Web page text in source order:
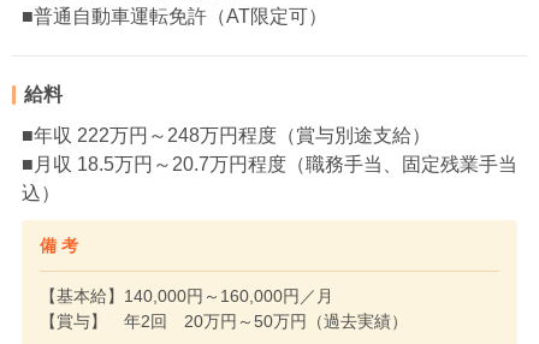
■普通自動車運転免許（AT限定可）
給料
■年収 222万円～248万円程度（賞与別途支給）
■月収 18.5万円～20.7万円程度（職務手当、固定残業手当
込）
備 考
【基本給】140,000円～160,000円／月
【賞与】 年2回 20万円～50万円（過去実績）